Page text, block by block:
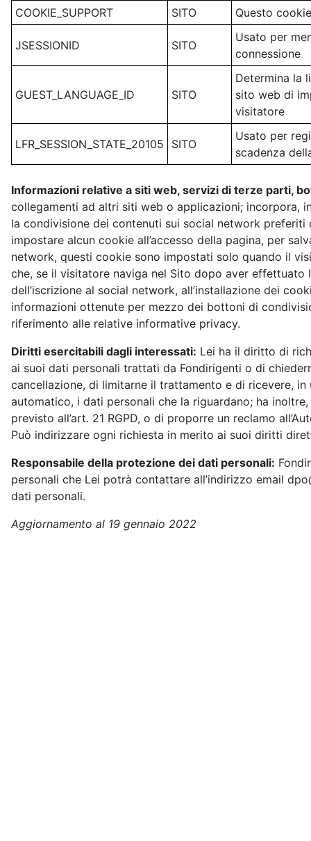
COOKIE_SUPPORT SITO Questo
JSESSIONID SITO
Usato per
connessione
GUEST_LANGUAGE_ID SITO
Determina la
sito web di
visitatore
LFR_SESSION_STATE_20105 SITO
Usato per
scadenza
Informazioni relative a siti web, servizi di terze parti,
collegamenti ad altri siti web o applicazioni; incorpora,
la condivisione dei contenuti sui social network
impostare alcun cookie all’accesso della pagina, per
network, questi cookie sono impostati solo quando il
che, se il visitatore naviga nel Sito dopo aver
dell’iscrizione al social network, all’installazione dei
informazioni ottenute per mezzo dei bottoni di
riferimento alle relative informative privacy.
Diritti esercitabili dagli interessati: Lei ha il diritto di
ai suoi dati personali trattati da Fondirigenti o di
cancellazione, di limitarne il trattamento e di ricevere,
automatico, i dati personali che la riguardano; ha
previsto all’art. 21 RGPD, o di proporre un reclamo
Può indirizzare ogni richiesta in merito ai suoi diritti
Responsabile della protezione dei dati personali:
personali che Lei potrà contattare all’indirizzo email
dati personali.
Aggiornamento al 19 gennaio 2022